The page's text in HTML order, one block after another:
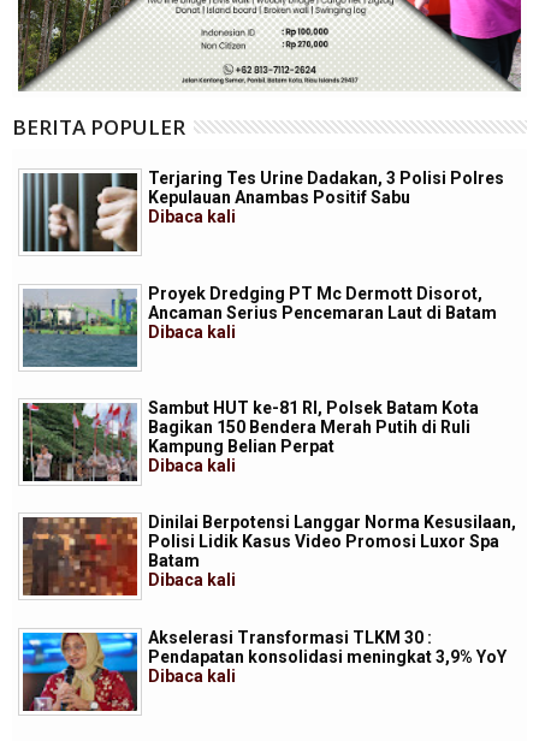
BERITA POPULER
Terjaring Tes Urine Dadakan, 3 Polisi Polres
Kepulauan Anambas Positif Sabu
Dibaca kali
Proyek Dredging PT Mc Dermott Disorot,
Ancaman Serius Pencemaran Laut di Batam
Dibaca kali
Sambut HUT ke-81 RI, Polsek Batam Kota
Bagikan 150 Bendera Merah Putih di Ruli
Kampung Belian Perpat
Dibaca kali
Dinilai Berpotensi Langgar Norma Kesusilaan,
Polisi Lidik Kasus Video Promosi Luxor Spa
Batam
Dibaca kali
Akselerasi Transformasi TLKM 30 :
Pendapatan konsolidasi meningkat 3,9% YoY
Dibaca kali